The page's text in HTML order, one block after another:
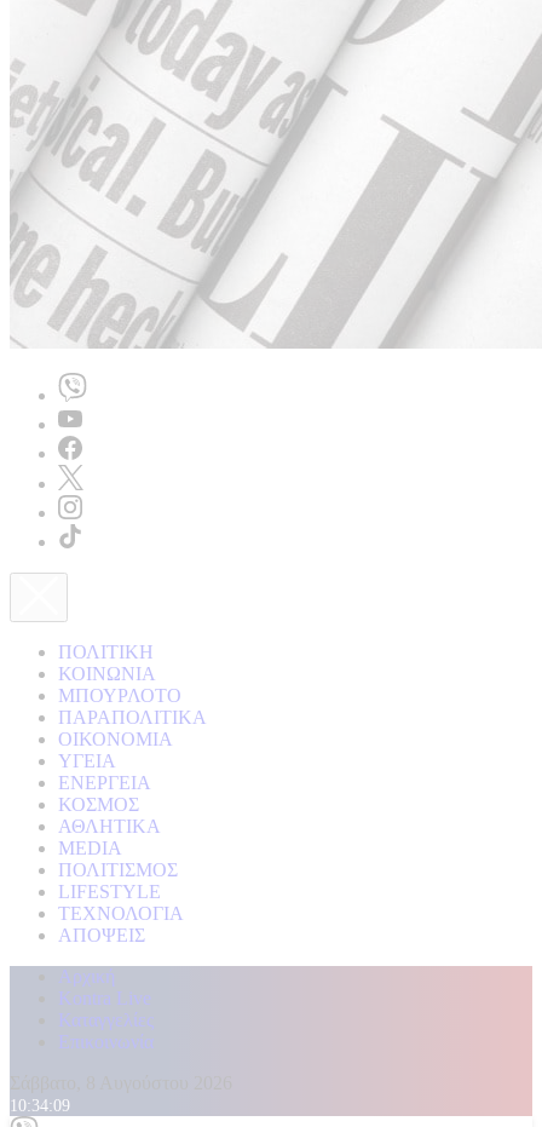
ΠΟΛΙΤΙΚΗ
ΚΟΙΝΩΝΙΑ
ΜΠΟΥΡΛΟΤΟ
ΠΑΡΑΠΟΛΙΤΙΚΑ
ΟΙΚΟΝΟΜΙΑ
ΥΓΕΙΑ
ΕΝΕΡΓΕΙΑ
ΚΟΣΜΟΣ
ΑΘΛΗΤΙΚΑ
MEDIA
ΠΟΛΙΤΙΣΜΟΣ
LIFESTYLE
ΤΕΧΝΟΛΟΓΙΑ
ΑΠΟΨΕΙΣ
Αρχική
Kontra Live
Καταγγελίες
Επικοινωνία
10:34:11